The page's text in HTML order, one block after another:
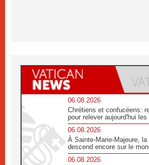
06.08.2026
Chrétiens et confucéens:
pour relever aujourd'hui
06.08.2026
À Sainte-Marie-Majeure, la
descend encore sur le
06.08.2026